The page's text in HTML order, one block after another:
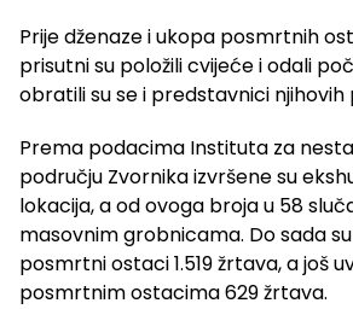
Prije dženaze i ukopa posmrtnih
prisutni su položili cvijeće i odali
obratili su se i predstavnici njihovih
Prema podacima Instituta za
području Zvornika izvršene su
lokacija, a od ovoga broja u 58
masovnim grobnicama. Do sada
posmrtni ostaci 1.519 žrtava, a još
posmrtnim ostacima 629 žrtava.